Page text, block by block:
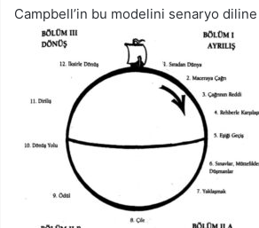
Campbell’in bu modelini senaryo